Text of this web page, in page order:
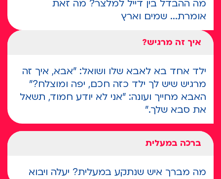
מה ההבדל בין דייל למלצר? מה זאת
אומרת... שמים וארץ
איך זה מרגיש?
ילד אחד בא לאבא שלו ושואל: "אבא, איך זה
מרגיש שיש לך ילד כזה חכם, יפה ומוצלח?"
האבא מחייך ועונה: "אני לא יודע חמוד, תשאל
את סבא שלך."
ברכה במעלית
מה מברך איש שנתקע במעלית? יעלה ויבוא